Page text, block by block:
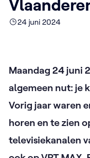
24 juni 2024
Maandag 24 juni
algemeen nut: je
Vorig jaar waren
horen en te zien
televisiekanalen